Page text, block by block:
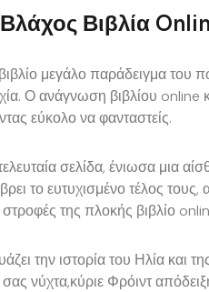
Βιβλία
βιβλίο μεγάλο παράδειγμα
Ο ανάγνωση βιβλίου
εύκολο να φανταστείς.
σελίδα, ένιωσα μια
το ευτυχισμένο τέλος
της πλοκής βιβλίο
την ιστορία του Ηλία και
νύχτα,κύριε Φρόιντ